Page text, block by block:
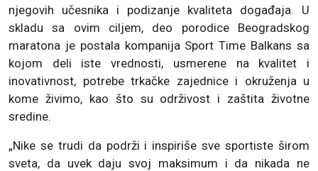
njegovih učesnika i podizanje kvaliteta događaja. U
skladu sa ovim ciljem, deo porodice Beogradskog
maratona je postala kompanija Sport Time Balkans sa
kojom deli iste vrednosti, usmerene na kvalitet i
inovativnost, potrebe trkačke zajednice i okruženja u
kome živimo, kao što su održivost i zaštita životne
sredine.
„Nike se trudi da podrži i inspiriše sve sportiste širom
sveta, da uvek daju svoj maksimum i da nikada ne